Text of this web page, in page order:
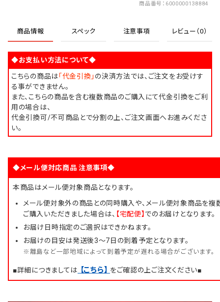
商品番号 6000000138884
商品情報 スペック 注意事項 レビュー（0）
◆お支払い方法について◆
こちらの商品は「代金引換」 の決済方法では、ご注文をお受けす
る事ができません。
また、こちらの商品を含む複数商品のご購入にて代金引換をご利
用の場合は、
代金引換可/不可商品とで分割の上、ご注文画面へお進みくださ
い。
◆メール便対応商品 注意事項◆
本商品はメール便対象商品となります。
メール便対象外の商品との同時購入や、メール便対象商品を複
ご購入いただきました場合は、 【宅配便】 でのお届けとなります。
お届け日時指定のご選択はできかねます。
お届けの目安は発送後3～7日の到着予定となります。
※離島など一部地域によって到着予定が遅れる場合がございます。
■詳細につきましては 【こちら】 をご確認の上ご注文ください■